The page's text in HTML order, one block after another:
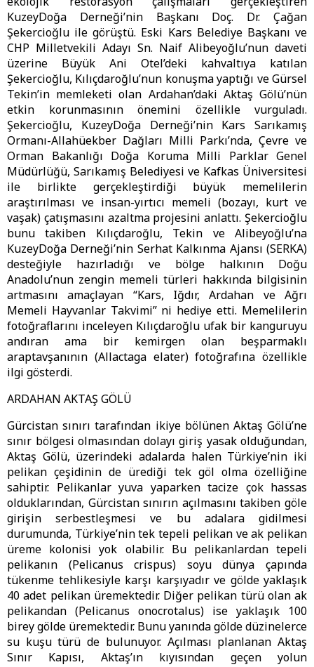
KuzeyDoğa Derneği’nin Başkanı Doç. Dr. Çağan
Şekercioğlu ile görüştü. Eski Kars Belediye Başkanı ve
CHP Milletvekili Adayı Sn. Naif Alibeyoğlu’nun daveti
üzerine Büyük Ani Otel’deki kahvaltıya katılan
Şekercioğlu, Kılıçdaroğlu’nun konuşma yaptığı ve Gürsel
Tekin’in memleketi olan Ardahan’daki Aktaş Gölü’nün
etkin korunmasının önemini özellikle vurguladı.
Şekercioğlu, KuzeyDoğa Derneği’nin Kars Sarıkamış
Ormanı-Allahüekber Dağları Milli Parkı’nda, Çevre ve
Orman Bakanlığı Doğa Koruma Milli Parklar Genel
Müdürlüğü, Sarıkamış Belediyesi ve Kafkas Üniversitesi
ile birlikte gerçekleştirdiği büyük memelilerin
araştırılması ve insan-yırtıcı memeli (bozayı, kurt ve
vaşak) çatışmasını azaltma projesini anlattı. Şekercioğlu
bunu takiben Kılıçdaroğlu, Tekin ve Alibeyoğlu’na
KuzeyDoğa Derneği’nin Serhat Kalkınma Ajansı (SERKA)
desteğiyle hazırladığı ve bölge halkının Doğu
Anadolu’nun zengin memeli türleri hakkında bilgisinin
artmasını amaçlayan “Kars, Iğdır, Ardahan ve Ağrı
Memeli Hayvanlar Takvimi” ni hediye etti. Memelilerin
fotoğraflarını inceleyen Kılıçdaroğlu ufak bir kanguruyu
andıran ama bir kemirgen olan beşparmaklı
araptavşanının (Allactaga elater) fotoğrafına özellikle
ilgi gösterdi.
ARDAHAN AKTAŞ GÖLÜ
Gürcistan sınırı tarafından ikiye bölünen Aktaş Gölü’ne
sınır bölgesi olmasından dolayı giriş yasak olduğundan,
Aktaş Gölü, üzerindeki adalarda halen Türkiye’nin iki
pelikan çeşidinin de ürediği tek göl olma özelliğine
sahiptir. Pelikanlar yuva yaparken tacize çok hassas
olduklarından, Gürcistan sınırın açılmasını takiben göle
girişin serbestleşmesi ve bu adalara gidilmesi
durumunda, Türkiye’nin tek tepeli pelikan ve ak pelikan
üreme kolonisi yok olabilir. Bu pelikanlardan tepeli
pelikanın (Pelicanus crispus) soyu dünya çapında
tükenme tehlikesiyle karşı karşıyadır ve gölde yaklaşık
40 adet pelikan üremektedir. Diğer pelikan türü olan ak
pelikandan (Pelicanus onocrotalus) ise yaklaşık 100
birey gölde üremektedir. Bunu yanında gölde düzinelerce
su kuşu türü de bulunuyor. Açılması planlanan Aktaş
Sınır Kapısı, Aktaş’ın kıyısından geçen yolun